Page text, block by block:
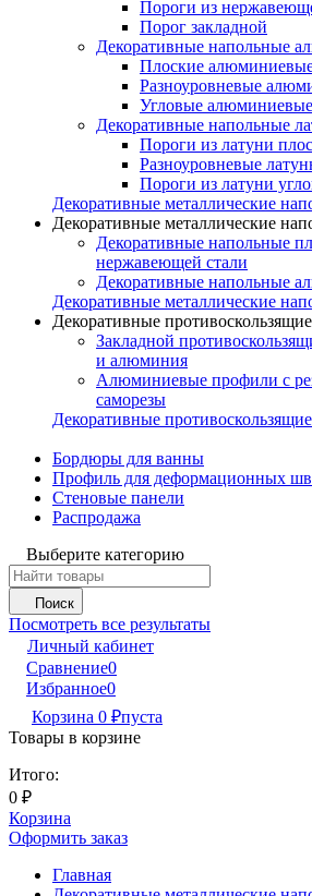
Пороги из
Порог закладной
Декоративные напольные
Плоские
Разноуровневые
Угловые
Декоративные напольные
Пороги из латуни
Разноуровневые
Пороги из латуни
Декоративные металлические
Декоративные металлические
Декоративные напольные
нержавеющей стали
Декоративные напольные
Декоративные металлические
Декоративные
Закладной
и алюминия
Алюминиевые профили с
саморезы
Декоративные
Бордюры для ванны
Профиль для деформационных
Стеновые панели
Распродажа
Выберите категорию
Поиск
Посмотреть все результаты
Личный кабинет
Сравнение0
Избранное0
Корзина 0 ₽пуста
Товары в корзине
Итого:
0 ₽
Корзина
Оформить заказ
Главная